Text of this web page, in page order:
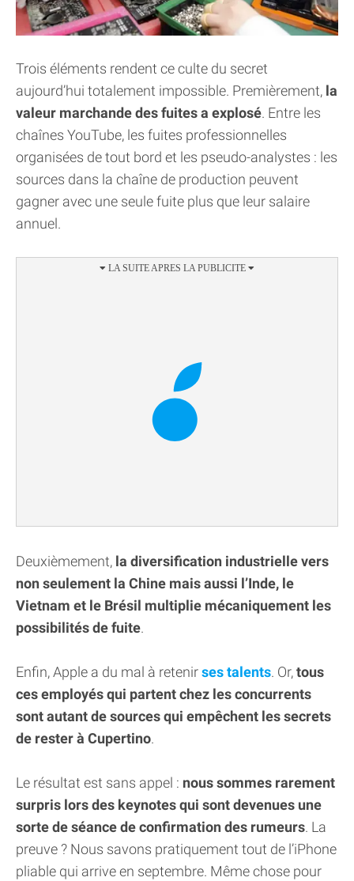
Trois éléments rendent ce culte du secret
aujourd’hui totalement impossible. Premièrement, la
valeur marchande des fuites a explosé. Entre les
chaînes YouTube, les fuites professionnelles
organisées de tout bord et les pseudo-analystes : les
sources dans la chaîne de production peuvent
gagner avec une seule fuite plus que leur salaire
annuel.
Deuxièmement, la diversification industrielle vers
non seulement la Chine mais aussi l’Inde, le
Vietnam et le Brésil multiplie mécaniquement les
possibilités de fuite.
Enfin, Apple a du mal à retenirses talents. Or,tous
ces employés qui partent chez les concurrents
sont autant de sources qui empêchent les secrets
de rester à Cupertino.
Le résultat est sans appel : nous sommes rarement
surpris lors des keynotes qui sont devenues une
sorte de séance de confirmation des rumeurs. La
preuve ? Nous savons pratiquement tout de l’iPhone
pliable qui arrive en septembre. Même chose pour